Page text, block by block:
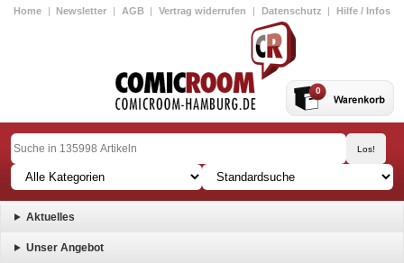
Home | Newsletter | AGB | Vertrag widerrufen | Datenschutz | Hilfe / Infos
0
Aktuelles
Unser Angebot